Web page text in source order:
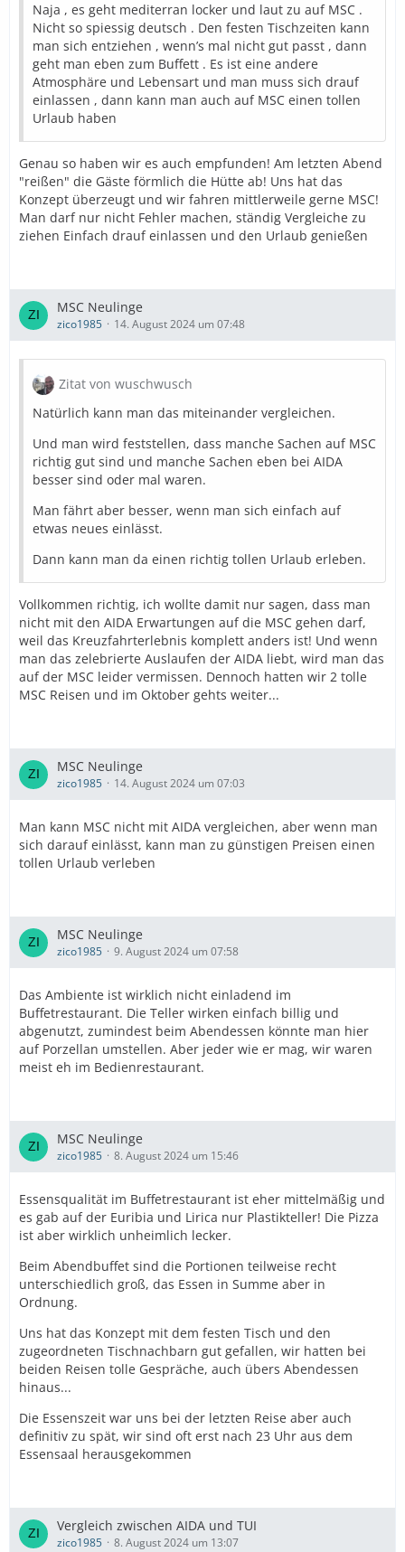
Naja , es geht mediterran locker und laut zu auf MSC .
Nicht so spiessig deutsch . Den festen Tischzeiten kann
man sich entziehen , wenn’s mal nicht gut passt , dann
geht man eben zum Buffett . Es ist eine andere
Atmosphäre und Lebensart und man muss sich drauf
einlassen , dann kann man auch auf MSC einen tollen
Urlaub haben
Genau so haben wir es auch empfunden! Am letzten Abend
"reißen" die Gäste förmlich die Hütte ab! Uns hat das
Konzept überzeugt und wir fahren mittlerweile gerne MSC!
Man darf nur nicht Fehler machen, ständig Vergleiche zu
ziehen Einfach drauf einlassen und den Urlaub genießen
MSC Neulinge
zico1985 14. August 2024 um 07:48
Zitat von wuschwusch
Natürlich kann man das miteinander vergleichen.
Und man wird feststellen, dass manche Sachen auf MSC
richtig gut sind und manche Sachen eben bei AIDA
besser sind oder mal waren.
Man fährt aber besser, wenn man sich einfach auf
etwas neues einlässt.
Dann kann man da einen richtig tollen Urlaub erleben.
Vollkommen richtig, ich wollte damit nur sagen, dass man
nicht mit den AIDA Erwartungen auf die MSC gehen darf,
weil das Kreuzfahrterlebnis komplett anders ist! Und wenn
man das zelebrierte Auslaufen der AIDA liebt, wird man das
auf der MSC leider vermissen. Dennoch hatten wir 2 tolle
MSC Reisen und im Oktober gehts weiter...
MSC Neulinge
zico1985 14. August 2024 um 07:03
Man kann MSC nicht mit AIDA vergleichen, aber wenn man
sich darauf einlässt, kann man zu günstigen Preisen einen
tollen Urlaub verleben
MSC Neulinge
zico1985 9. August 2024 um 07:58
Das Ambiente ist wirklich nicht einladend im
Buffetrestaurant. Die Teller wirken einfach billig und
abgenutzt, zumindest beim Abendessen könnte man hier
auf Porzellan umstellen. Aber jeder wie er mag, wir waren
meist eh im Bedienrestaurant.
MSC Neulinge
zico1985 8. August 2024 um 15:46
Essensqualität im Buffetrestaurant ist eher mittelmäßig und
es gab auf der Euribia und Lirica nur Plastikteller! Die Pizza
ist aber wirklich unheimlich lecker.
Beim Abendbuffet sind die Portionen teilweise recht
unterschiedlich groß, das Essen in Summe aber in
Ordnung.
Uns hat das Konzept mit dem festen Tisch und den
zugeordneten Tischnachbarn gut gefallen, wir hatten bei
beiden Reisen tolle Gespräche, auch übers Abendessen
hinaus...
Die Essenszeit war uns bei der letzten Reise aber auch
definitiv zu spät, wir sind oft erst nach 23 Uhr aus dem
Essensaal herausgekommen
Vergleich zwischen AIDA und TUI
zico1985 8. August 2024 um 13:07